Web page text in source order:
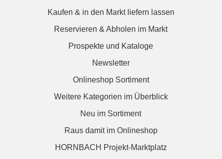
Kaufen & in den Markt liefern lassen
Reservieren & Abholen im Markt
Prospekte und Kataloge
Newsletter
Onlineshop Sortiment
Weitere Kategorien im Überblick
Neu im Sortiment
Raus damit im Onlineshop
HORNBACH Projekt-Marktplatz